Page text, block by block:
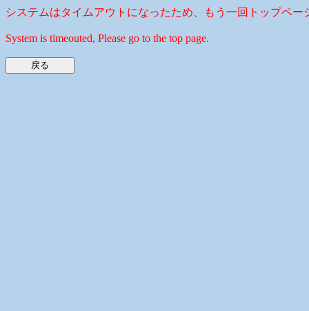
システムはタイムアウトになったため、もう一回トップペー
System is timeouted, Please go to the top page.